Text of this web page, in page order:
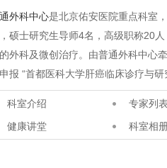
外科中心是北京佑安医院重点科室
硕士研究生导师4名，高级职称20
外科及微创治疗。由普通外科中心
报 “首都医科大学肝癌临床诊疗与
科室介绍 专家列表
健康讲堂
科室相